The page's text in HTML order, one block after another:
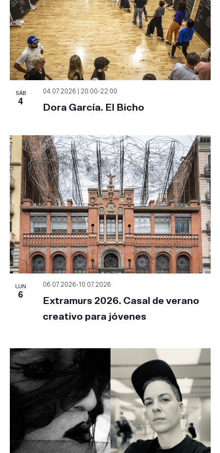
SÁB
4
04.07.2026 | 20:00-22:00
Dora García. El Bicho
LUN
6
06.07.2026-10.07.2026
Extramurs 2026. Casal de verano
creativo para jóvenes